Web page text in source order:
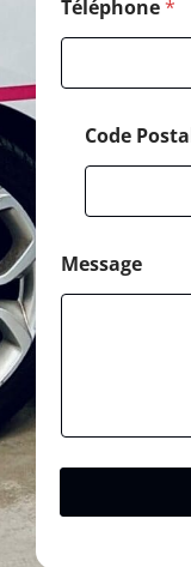
Téléphone*
Code
Message